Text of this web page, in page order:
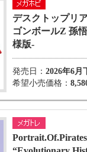
デスクトップリ
ゴンボールZ 孫
様版-
発売日： 2026年6月
希望小売価格：